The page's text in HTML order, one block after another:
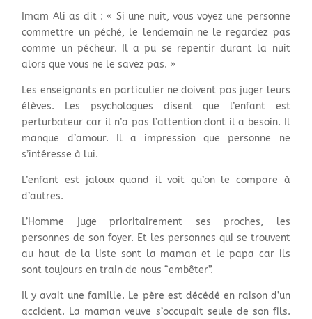
Imam Ali as dit : « Si une nuit, vous voyez une personne
commettre un péché, le lendemain ne le regardez pas
comme un pécheur. Il a pu se repentir durant la nuit
alors que vous ne le savez pas. »
Les enseignants en particulier ne doivent pas juger leurs
élèves. Les psychologues disent que l’enfant est
perturbateur car il n’a pas l’attention dont il a besoin. Il
manque d’amour. Il a impression que personne ne
s’intéresse à lui.
L’enfant est jaloux quand il voit qu’on le compare à
d’autres.
L’Homme juge prioritairement ses proches, les
personnes de son foyer. Et les personnes qui se trouvent
au haut de la liste sont la maman et le papa car ils
sont toujours en train de nous “embêter”.
Il y avait une famille. Le père est décédé en raison d’un
accident. La maman veuve s’occupait seule de son fils.